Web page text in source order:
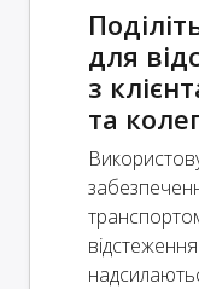
для
з
та